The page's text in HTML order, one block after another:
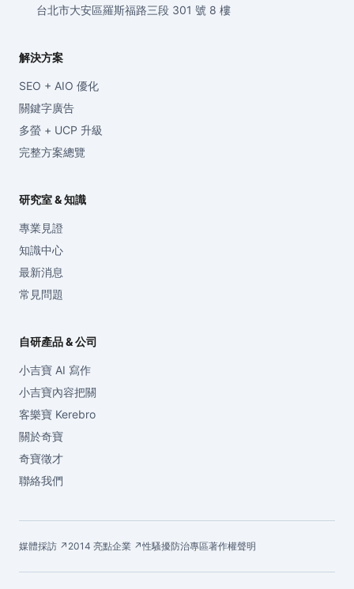
台北市大安區羅斯福路三段 301 號 8 樓
解決方案
SEO + AIO 優化
關鍵字廣告
多螢 + UCP 升級
完整方案總覽
研究室 & 知識
專業見證
知識中心
最新消息
常見問題
自研產品 & 公司
小吉寶 AI 寫作
小吉寶內容把關
客樂寶 Kerebro
關於奇寶
奇寶徵才
聯絡我們
媒體採訪 ↗ 2014 亮點企業 ↗性騷擾防治專區著作權聲明